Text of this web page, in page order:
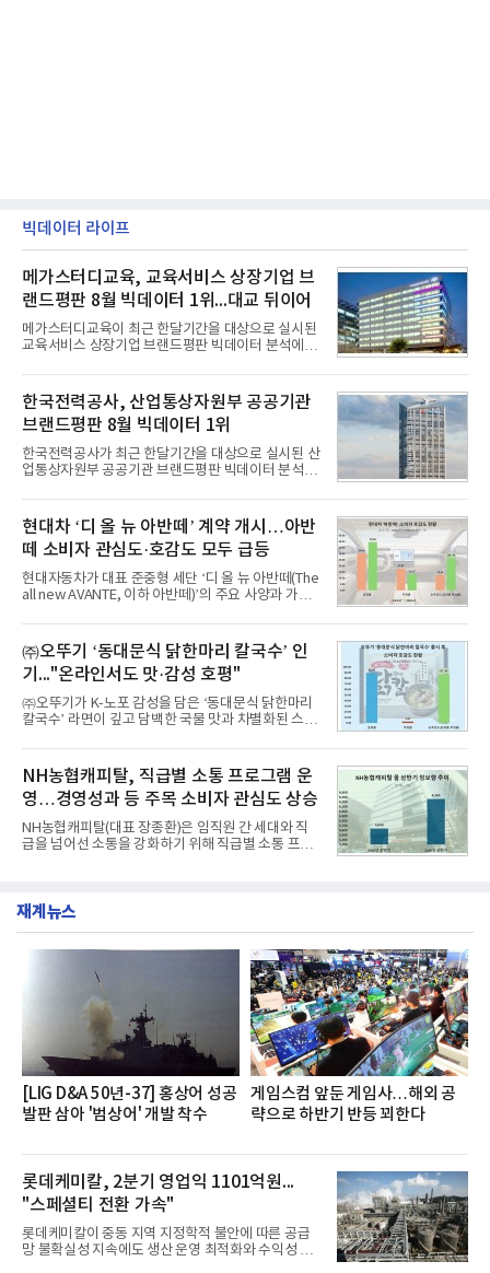
빅데이터 라이프
메가스터디교육, 교육서비스 상장기업 브
랜드평판 8월 빅데이터 1위...대교 뒤이어
메가스터디교육이 최근 한달기간을 대상으로 실시된
교육서비스 상장기업 브랜드평판 빅데이터 분석에서
일 한국기업평판연구소(소장 구창환)는 국내 교육서
비스 상장기업 브랜드를 대상으로 지난 7월 7일부터
8월 7일까지 수집된 소비자 빅데이터 10,074,233건
을 분석한 결과, 메가스터디교육이 브랜드평판지수
1,710,926을 기록하며 8월 1위에 올랐다고 밝혔다.
분석에 활용된 빅데이터는 지난 7월(9,491,206건) 대
비 6.14% 증가한 수치로, 교육서비스 상장기업 브랜
디교육, 대교, 디지
한국전력공사, 산업통상자원부 공공기관
브랜드평판 8월 빅데이터 1위
한국전력공사가 최근 한달기간을 대상으로 실시된 산
업통상자원부 공공기관 브랜드평판 빅데이터 분석에
이 순으로 뒤를 이었다.7일 한국기업평판연구소(소장
구창환)는 산업통상자원부 공공기관 41개 브랜드를
대상으로 지난 7월 7일부터 8월 7일까지 수집된 소비
자 빅데이터 91,102,549건을 분석한 결과, 한국전력
공사가 브랜드평판지수 10,670,633을 기록하며 8월
1위에 올랐다고 밝혔다. 분석에 활용된 빅데이터는 지
난 7월(88,893,823건) 대비 2.48% 증가한 수치다.연
수력원자력, 한국석
현대차 ‘디 올 뉴 아반떼’ 계약 개시…아반
떼 소비자 관심도·호감도 모두 급등
현대자동차가 대표 준중형 세단 ‘디 올 뉴 아반떼(The
all new AVANTE, 이하 아반떼)’의 주요 사양과 가격
떼는 6년 만에 선보이는 8세대 완전변경 모델로, ▲정
교한 선과 면을 중심으로 완성한 파격적인 디자인 ▲
과거 중형 세단 수준으로 확대된 차체 제원 ▲글로벌
최고 수준의 안전성 ▲성능과 효율을 동시에 높인 주
행 완성도 ▲첨단 편의 및 디지털 사양 적용 등을 통해
글로벌 준중형 세단의 새로운 기준을 세웠다.아반떼
는 가솔린 2.0과 1.6 하이브리드 두 가지 파워트레인
넘
㈜오뚜기 ‘동대문식 닭한마리 칼국수’ 인
기..."온라인서도 맛·감성 호평"
㈜오뚜기가 K-노포 감성을 담은 ‘동대문식 닭한마리
칼국수’ 라면이 깊고 담백한 국물 맛과 차별화된 스토
혔다.‘동대문식 닭한마리 칼국수’는 예상을 뛰어넘는
소비자 호응에 힘입어 지난 7월 13일 첫 선을 보인 지
단 18일 만에 누적 판매량 50만 개를 돌파하는 성과를
거두었다.이번 신제품은 개발진이 전국의 닭한마리
전문점을 직접 찾아 다니며 최적의 육수 비율을 완성
했다. 자극적이지 않으면서도 깊은 닭육수에 마늘의
개운한 풍미를 더했으며, 국물이 잘 배어들면서도 쫄
서도
NH농협캐피탈, 직급별 소통 프로그램 운
영…경영성과 등 주목 소비자 관심도 상승
NH농협캐피탈(대표 장종환)은 임직원 간 세대와 직
급을 넘어선 소통을 강화하기 위해 직급별 소통 프로
영지원부 홍보팀과 2026년 새로이(e)＊가 공동 주관
쳐 진행됐다.참고로 새로이(e)는 NH농협캐피탈 MZ
세대들로(과장~계장) 구성된 자율 참여조직으로, 조
직문화 혁신과 업무 효율성 향상을 위한 다양한 활동
을 추진하며,새로운 변화와 이로운 영향력을 조직전
반에 전파하는 역할
재계뉴스
[LIG D&A 50년-37] 홍상어 성공
발판 삼아 '범상어' 개발 착수
게임스컴 앞둔 게임사…해외 공
략으로 하반기 반등 꾀한다
롯데케미칼, 2분기 영업익 1101억원...
"스페셜티 전환 가속"
롯데케미칼이 중동 지역 지정학적 불안에 따른 공급
망 불확실성 지속에도 생산 운영 최적화와 수익성 중